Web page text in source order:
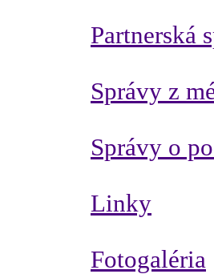
Partnerská
Správy z
Správy o
Linky
Fotogaléria